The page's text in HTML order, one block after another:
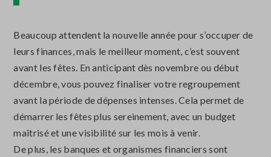
Beaucoup attendent la nouvelle année pour s’occuper de
leurs finances, mais le meilleur moment, c’est souvent
avant les fêtes. En anticipant dès novembre ou début
décembre, vous pouvez finaliser votre regroupement
avant la période de dépenses intenses. Cela permet de
démarrer les fêtes plus sereinement, avec un budget
maîtrisé et une visibilité sur les mois à venir.
De plus, les banques et organismes financiers sont